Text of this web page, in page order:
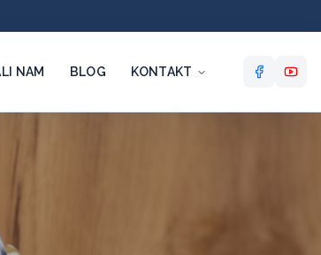
NAM BLOG KONTAKT